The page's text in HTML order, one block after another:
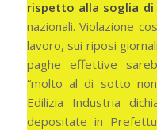
rispetto alla soglia di
nazionali. Violazione
lavoro, sui riposi
paghe effettive
“molto al di sotto
Edilizia Industria
depositate in